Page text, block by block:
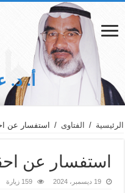
أ.
الرئيسية / الفتاوى / استفسار عن
استفسار عن
19 ديسمبر، 2024 159 زيارة